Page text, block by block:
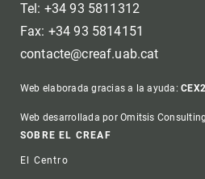
Tel: +34 93 5811312
Fax: +34 93 5814151
contacte@creaf.uab.cat
Web elaborada gracias a la ayuda:
Web desarrollada por Omitsis Consulting
Footer
SOBRE EL CREAF
El Centro